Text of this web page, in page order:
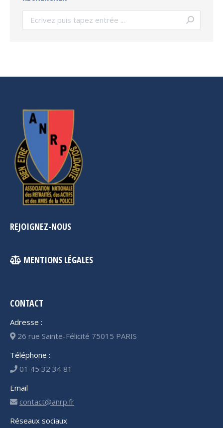
Search:
REJOIGNEZ-NOUS
MENTIONS LÉGALES
CONTACT
Adresse :
26 rue Sainte-Félicité 75015 PARIS
Téléphone :
01 45 32 34 81
Email
contact@anrp.fr
Réseaux sociaux